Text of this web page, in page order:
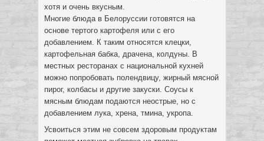
хотя и очень вкусным.
Многие блюда в Белоруссии готовятся на
основе тертого картофеля или с его
добавлением. К таким относятся клецки,
картофельная бабка, драчена, колдуны. В
местных ресторанах с национальной кухней
можно попробовать полендвицу, жирный мясной
пирог, колбасы и другие закуски. Соусы к
мясным блюдам подаются неострые, но с
добавлением лука, хрена, тмина, укропа.
Усвоиться этим не совсем здоровым продуктам